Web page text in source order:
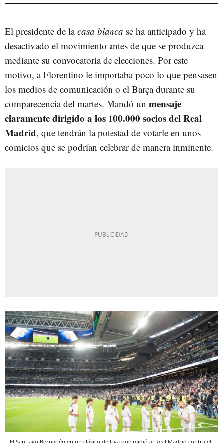
El presidente de lacasa blanca se ha anticipado y ha
desactivado el movimiento antes de que se produzca
mediante su convocatoria de elecciones. Por este
motivo, a Florentino le importaba poco lo que pensasen
los medios de comunicación o el Barça durante su
comparecencia del martes. Mandó un mensaje
claramente dirigido a los 100.000 socios del Real
Madrid, que tendrán la potestad de votarle en unos
comicios que se podrían celebrar de manera inminente.
El Santiago Bernabéu en un clásico de Liga que midió al Real Madrid contra el